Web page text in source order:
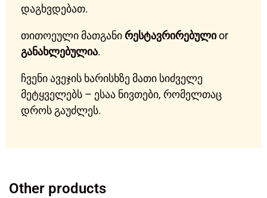
დაგხვდებათ.
თითოეული მათგანირესტავრირებულიor
განახლებულია.
ჩვენი ავეჯის ხარისხზე მათი სიძველე
მეტყველებს – ესაა ნივთები, რომელთაც
დროს გაუძლეს.
Other products